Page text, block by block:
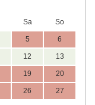
Sa So
5 6
12 13
19 20
26 27